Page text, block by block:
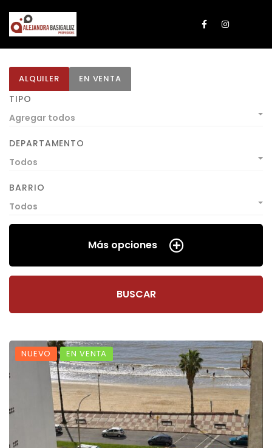
ALQUILER EN VENTA
TIPO
Agregar todos
DEPARTAMENTO
Todos
BARRIO
Todos
Más opciones
BUSCAR
NUEVO EN VENTA